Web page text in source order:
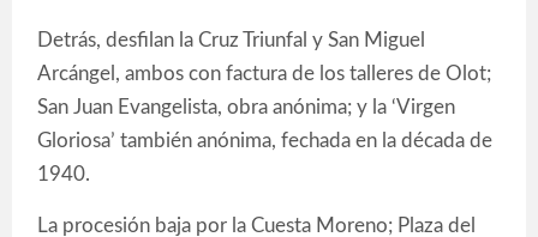
Detrás, desfilan la Cruz Triunfal y San Miguel
Arcángel, ambos con factura de los talleres de Olot;
San Juan Evangelista, obra anónima; y la ‘Virgen
Gloriosa’ también anónima, fechada en la década de
1940.
La procesión baja por la Cuesta Moreno; Plaza del